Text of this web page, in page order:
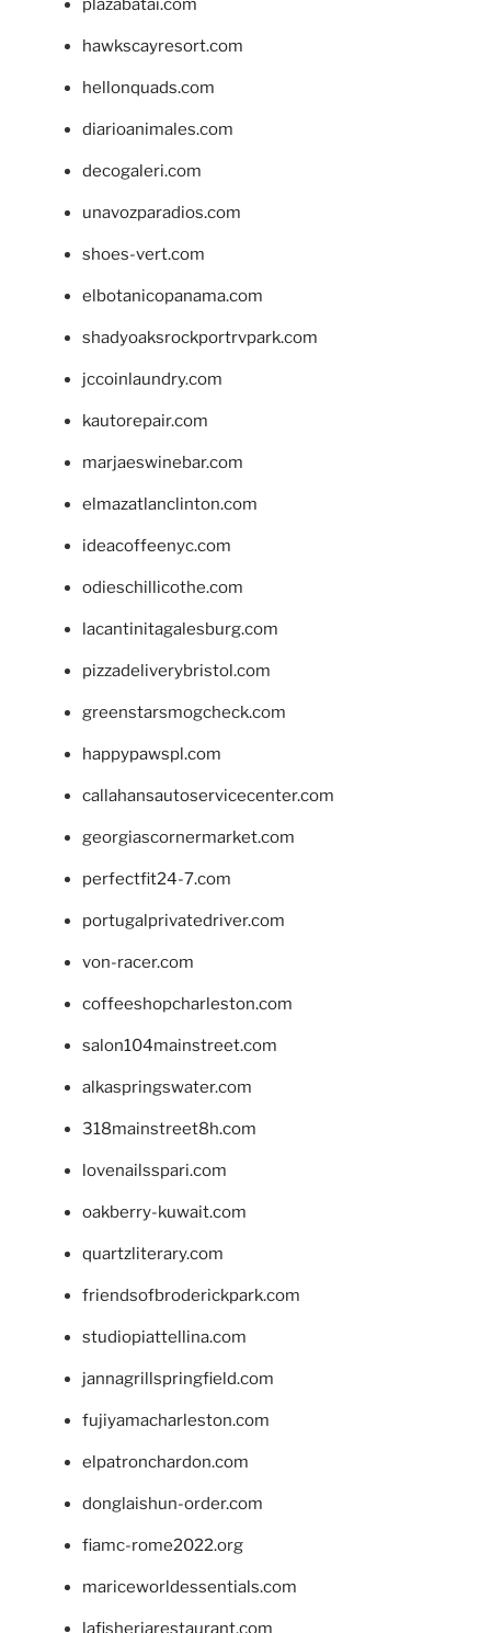
plazabatai.com
hawkscayresort.com
hellonquads.com
diarioanimales.com
decogaleri.com
unavozparadios.com
shoes-vert.com
elbotanicopanama.com
shadyoaksrockportrvpark.com
jccoinlaundry.com
kautorepair.com
marjaeswinebar.com
elmazatlanclinton.com
ideacoffeenyc.com
odieschillicothe.com
lacantinitagalesburg.com
pizzadeliverybristol.com
greenstarsmogcheck.com
happypawspl.com
callahansautoservicecenter.com
georgiascornermarket.com
perfectfit24-7.com
portugalprivatedriver.com
von-racer.com
coffeeshopcharleston.com
salon104mainstreet.com
alkaspringswater.com
318mainstreet8h.com
lovenailsspari.com
oakberry-kuwait.com
quartzliterary.com
friendsofbroderickpark.com
studiopiattellina.com
jannagrillspringfield.com
fujiyamacharleston.com
elpatronchardon.com
donglaishun-order.com
fiamc-rome2022.org
mariceworldessentials.com
lafisheriarestaurant.com